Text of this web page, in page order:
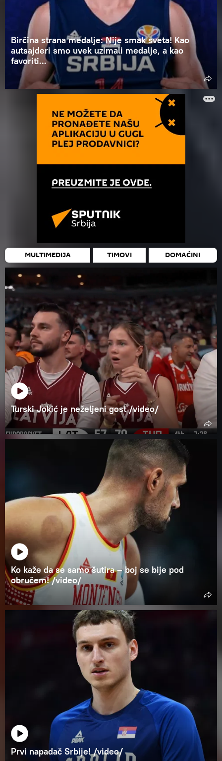
Birčina strana medalje: Nije smak sveta! Kao
autsajderi smo uvek uzimali medalje, a kao
favoriti...
MULTIMEDIJA TIMOVI DOMAĆINI
Turski Jokić je neželjeni gost /video/
Ko kaže da se samo šutira – boj se bije pod
obručem! /video/
Prvi napadač Srbije! /video/